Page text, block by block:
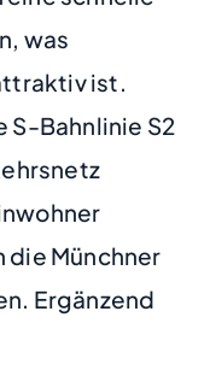
was
ist.
S-Bahnlinie S2
die Münchner
Ergänzend